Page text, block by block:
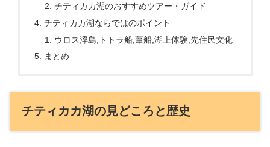
チティカカ湖のおすすめツアー・ガイド
チティカカ湖ならではのポイント
ウロス浮島,トトラ船,葦船,湖上体験,先住民文化
まとめ
チティカカ湖の見どころと歴史